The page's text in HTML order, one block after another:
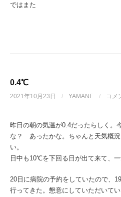
ではまた
0.4℃
2021年10月23日 / YAMANE / コメ
昨日の朝の気温が0.4だったらしく。
な？ あったかな。ちゃんと天気概
い。
日中も10℃を下回る日が出て来て、一
20日に病院の予約をしていたので、
行ってきた。懇意にしていただいて